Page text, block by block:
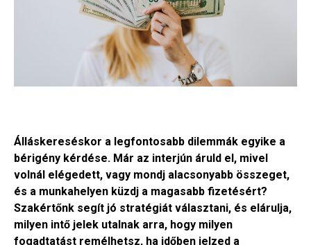
Álláskereséskor a legfontosabb dilemmák egyike a
bérigény kérdése. Már az interjún áruld el, mivel
volnál elégedett, vagy mondj alacsonyabb összeget,
és a munkahelyen küzdj a magasabb fizetésért?
Szakértőnk segít jó stratégiát választani, és elárulja,
milyen intő jelek utalnak arra, hogy milyen
fogadtatást remélhetsz, ha időben jelzed a